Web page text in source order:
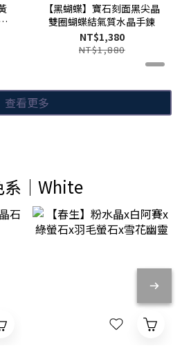
【黑蝴蝶】寶石刻面黑尖晶
雙圈蝴蝶結氣質水晶手鍊
NT$1,380
NT$1,880
查看更多
系│White